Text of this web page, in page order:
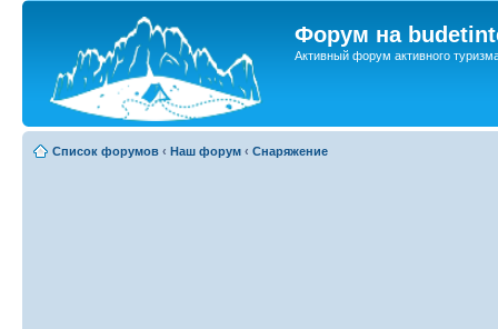
Форум на
Активный форум активного
Список форумов ‹ Наш форум ‹ Снаряжение